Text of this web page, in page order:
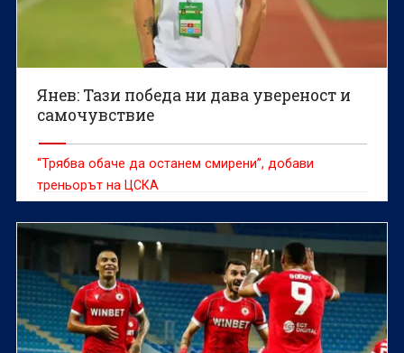
Янев: Тази победа ни дава увереност и
самочувствие
“Трябва обаче да останем смирени”, добави
треньорът на ЦСКА